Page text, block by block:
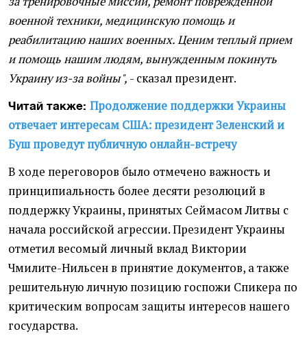
военной техники, медицинскую помощь и
реабилитацию наших военных. Ценим теплый прием
и помощь нашим людям, вынужденным покинуть
Украину из-за войны", - сказал президент.
Читай также: Продолжение поддержки Украины
отвечает интересам США: президент Зеленский и
Буш проведут публичную онлайн-встречу
В ходе переговоров было отмечено важность и
принципиальность более десяти резолюций в
поддержку Украины, принятых Сеймасом Литвы с
начала российской агрессии. Президент Украины
отметил весомый личный вклад Виктории
Чмилите-Нильсен в принятие документов, а также
решительную личную позицию госпожи Спикера по
критическим вопросам защиты интересов нашего
государства.